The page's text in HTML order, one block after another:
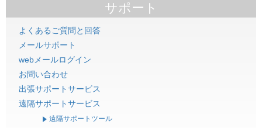
サポート
よくあるご質問と回答
メールサポート
webメールログイン
お問い合わせ
出張サポートサービス
遠隔サポートサービス
遠隔サポートツール